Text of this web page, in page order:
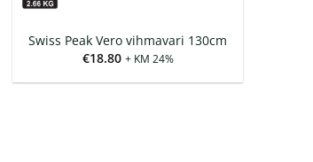
Swiss Peak Vero vihmavari 130cm
€18.80 + KM 24%